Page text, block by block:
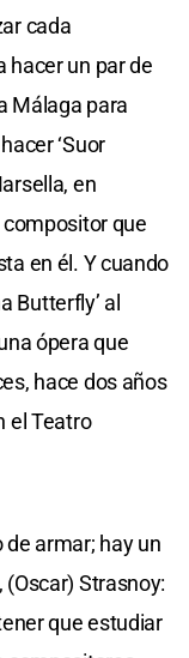
cada
hacer un par de
Málaga para
‘Suor
en
compositor que
en él. Y cuando
Butterfly’ al
ópera que
hace dos años
el Teatro
armar; hay un
Strasnoy:
que estudiar